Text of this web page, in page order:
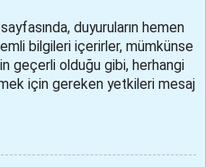
duyuruların hemen
bilgileri içerirler, mümkünse
geçerli olduğu gibi, herhangi
için gereken yetkileri mesaj